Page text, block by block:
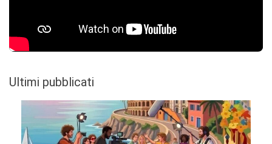
Ultimi pubblicati